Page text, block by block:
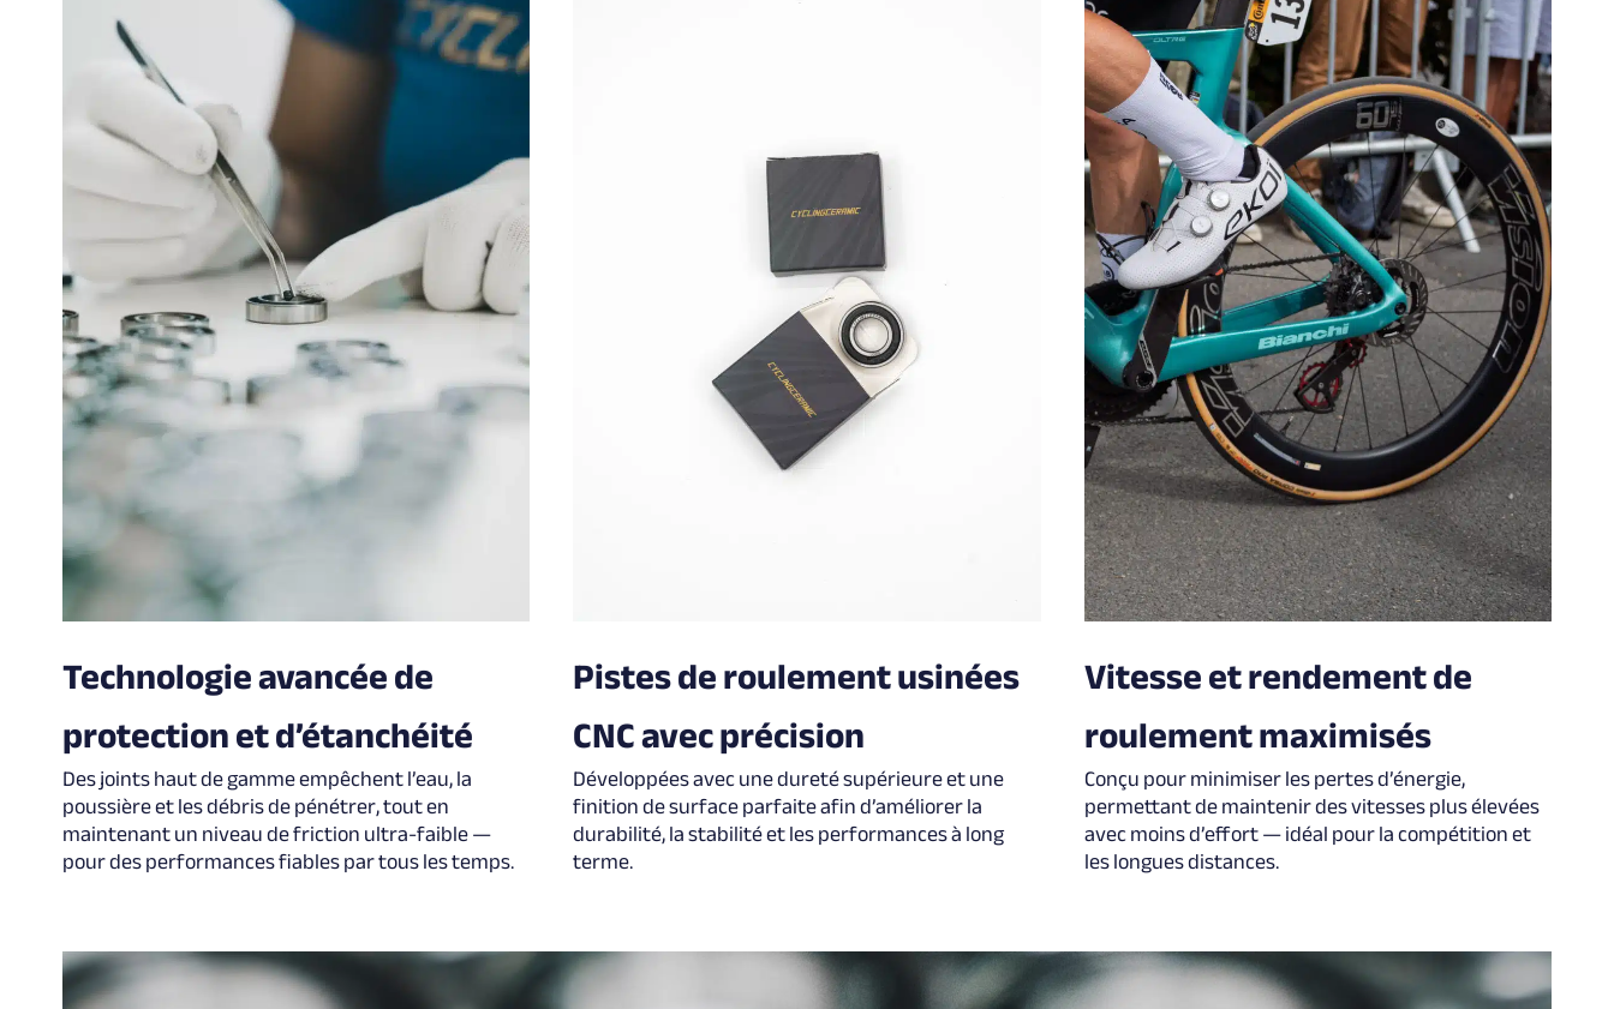
Technologie avancée de
protection et d’étanchéité
Des joints haut de gamme empêchent l’eau, la
poussière et les débris de pénétrer, tout en
maintenant un niveau de friction ultra-faible —
pour des performances fiables par tous les temps.
Pistes de roulement usinées
CNC avec précision
Développées avec une dureté supérieure et une
finition de surface parfaite afin d’améliorer la
durabilité, la stabilité et les performances à long
terme.
Vitesse et rendement de
roulement maximisés
Conçu pour minimiser les pertes d’énergie,
permettant de maintenir des vitesses plus élevées
avec moins d’effort — idéal pour la compétition et
les longues distances.